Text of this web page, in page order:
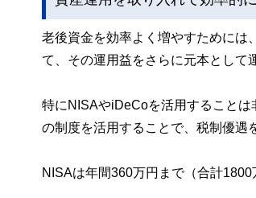
老後資金を効率よく増やすためには
て、その運用益をさらに元本として
特にNISAやiDeCoを活用すること
の制度を活用することで、税制優遇
NISAは年間360万円まで（合計